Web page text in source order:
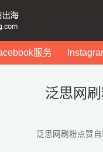
服务
泛思网
泛思网刷粉点赞